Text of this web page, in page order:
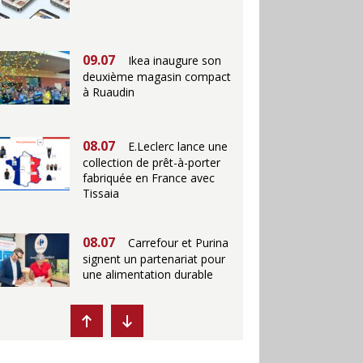
09.07
Ikea inaugure son
deuxième magasin compact
à Ruaudin
08.07
E.Leclerc lance une
collection de prêt-à-porter
fabriquée en France avec
Tissaia
08.07
Carrefour et Purina
signent un partenariat pour
une alimentation durable
07.07
Ikea propose des